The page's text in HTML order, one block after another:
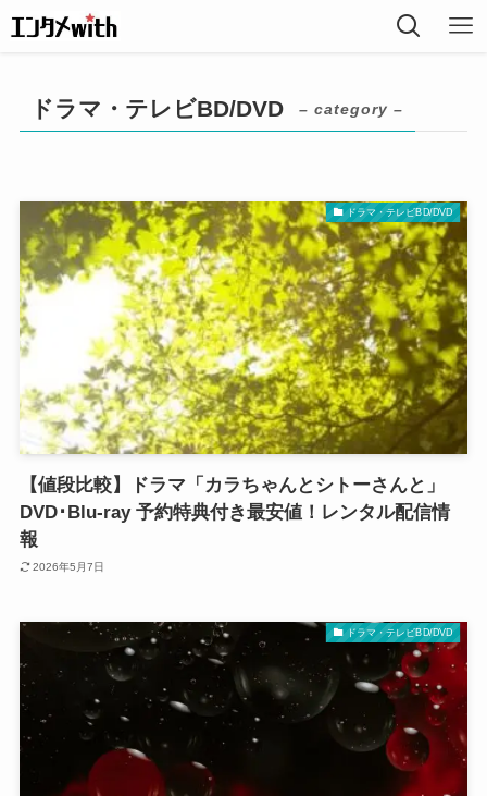
ドラマ・テレビBD/DVD – category –
ドラマ・テレビBD/DVD
【値段比較】ドラマ「カラちゃんとシトーさんと」
DVD･Blu-ray 予約特典付き最安値！レンタル配信情
報
2026年5月7日
ドラマ・テレビBD/DVD